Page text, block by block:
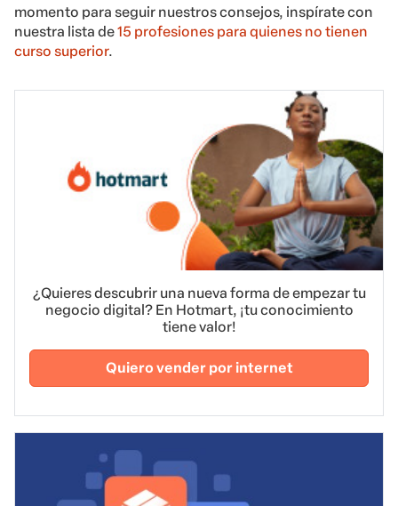
momento para seguir nuestros consejos, inspírate con
nuestra lista de15 profesiones para quienes no tienen
curso superior.
¿Quieres descubrir una nueva forma de empezar tu
negocio digital? En Hotmart, ¡tu conocimiento
tiene valor!
Quiero vender por internet